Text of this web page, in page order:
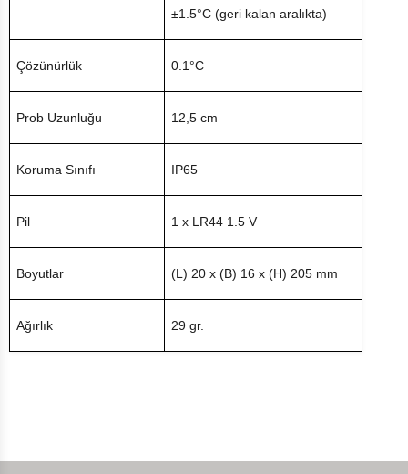
±1.5°C (geri kalan aralıkta)
Çözünürlük 0.1°C
Prob Uzunluğu 12,5 cm
Koruma Sınıfı IP65
Pil 1 x LR44 1.5 V
Boyutlar (L) 20 x (B) 16 x (H) 205 mm
Ağırlık 29 gr.